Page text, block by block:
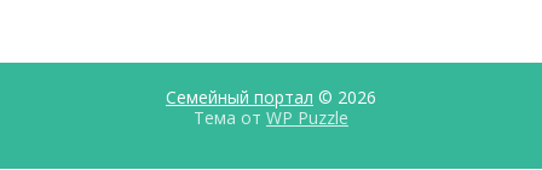
Семейный портал © 2026
Тема от WP Puzzle